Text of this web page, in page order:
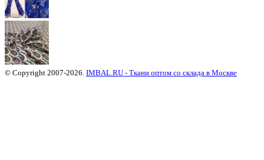
© Copyright 2007-2026. IMBAL.RU - Ткани оптом со склада в Москве